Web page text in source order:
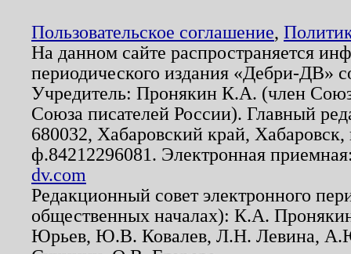
Пользовательское соглашение,
На данном сайте распространяется
периодического издания «Дебри-ДВ»
Учредитель: Пронякин К.А. (член
Союза писателей России). Главный
680032, Хабаровский край,
ф.84212296081. Электронная
dv.com
Редакционный совет электронного
общественных началах): К.А.
Юрьев, Ю.В. Ковалев, Л.Н. Левина,